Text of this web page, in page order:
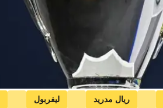
ريال مدريد ليفربول